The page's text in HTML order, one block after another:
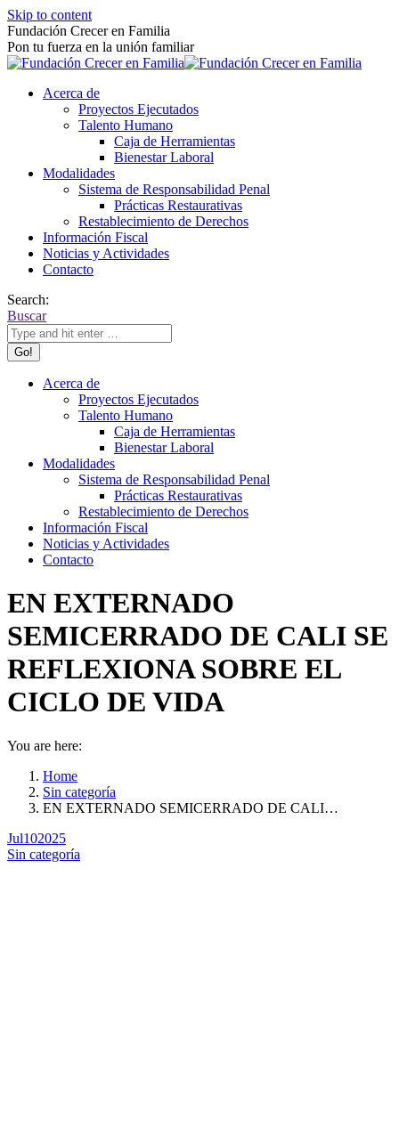
Skip to content
Fundación Crecer en Familia
Pon tu fuerza en la unión familiar
Acerca de
Proyectos Ejecutados
Talento Humano
Caja de Herramientas
Bienestar Laboral
Modalidades
Sistema de Responsabilidad Penal
Prácticas Restaurativas
Restablecimiento de Derechos
Información Fiscal
Noticias y Actividades
Contacto
Search:
Buscar
Acerca de
Proyectos Ejecutados
Talento Humano
Caja de Herramientas
Bienestar Laboral
Modalidades
Sistema de Responsabilidad Penal
Prácticas Restaurativas
Restablecimiento de Derechos
Información Fiscal
Noticias y Actividades
Contacto
EN EXTERNADO
SEMICERRADO DE CALI SE
REFLEXIONA SOBRE EL
CICLO DE VIDA
You are here:
Home
Sin categoría
EN EXTERNADO SEMICERRADO DE CALI…
Jul102025
Sin categoría